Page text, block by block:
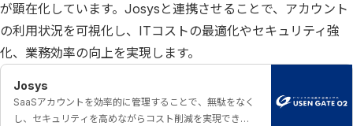
が顕在化しています。Josysと連携させることで、アカウント
の利用状況を可視化し、ITコストの最適化やセキュリティ強
化、業務効率の向上を実現します。
Josys
SaaSアカウントを効率的に管理することで、無駄をなく
し、セキュリティを高めながらコスト削減を実現できま